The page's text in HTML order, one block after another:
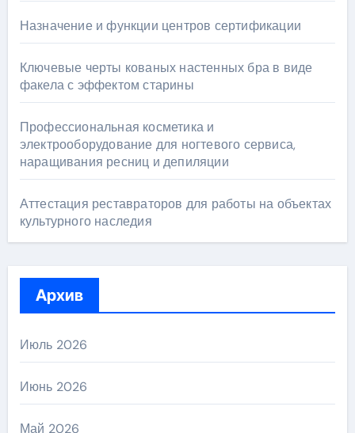
Назначение и функции центров сертификации
Ключевые черты кованых настенных бра в виде
факела с эффектом старины
Профессиональная косметика и
электрооборудование для ногтевого сервиса,
наращивания ресниц и депиляции
Аттестация реставраторов для работы на объектах
культурного наследия
Архив
Июль 2026
Июнь 2026
Май 2026